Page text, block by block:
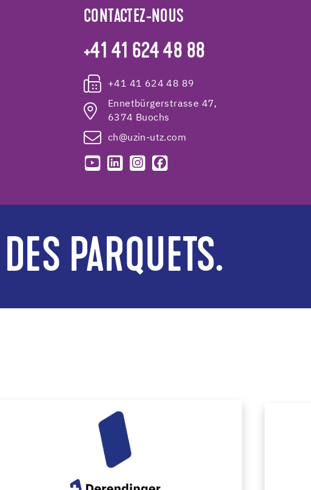
CONTACTEZ-NOUS
+41 41 624 48 88
+41 41 624 48 89
Ennetbürgerstrasse 47,
6374 Buochs
ch@uzin-utz.com
PARQUETS.